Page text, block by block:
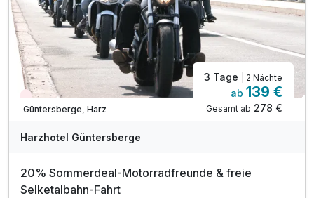
Nur noch Restplätze
Güntersberge, Harz
3 Tage | 2 Nächte
ab 139 €
Gesamt ab 278 €
Harzhotel Güntersberge
20% Sommerdeal-Motorradfreunde & freie
Selketalbahn-Fahrt